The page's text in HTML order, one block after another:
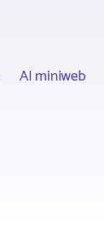
AI miniweb